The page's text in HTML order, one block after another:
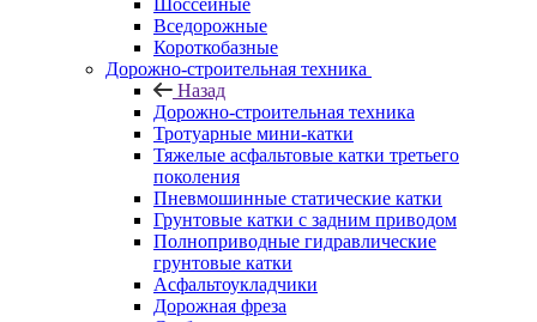
Шоссейные
Вседорожные
Короткобазные
Дорожно-строительная техника
Назад
Дорожно-строительная техника
Тротуарные мини-катки
Тяжелые асфальтовые катки третьего
поколения
Пневмошинные статические катки
Грунтовые катки с задним приводом
Полноприводные гидравлические
грунтовые катки
Асфальтоукладчики
Дорожная фреза